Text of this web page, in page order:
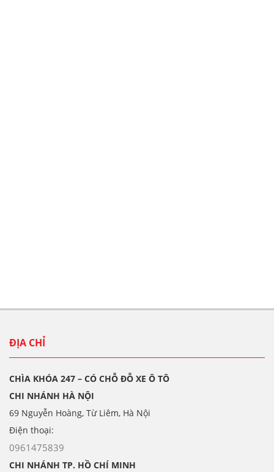
ĐỊA CHỈ
CHÌA KHÓA 247 – CÓ CHỖ ĐỖ XE Ô TÔ
CHI NHÁNH HÀ NỘI
69 Nguyễn Hoàng, Từ Liêm, Hà Nội
Điện thoại:
0961475839
CHI NHÁNH TP. HỒ CHÍ MINH